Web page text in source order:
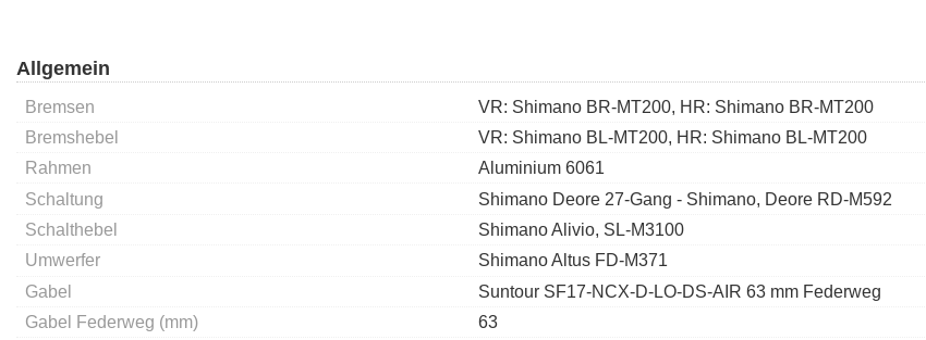
Allgemein
Bremsen
VR: Shimano BR-MT200, HR: Shimano BR-MT200
Bremshebel
VR: Shimano BL-MT200, HR: Shimano BL-MT200
Rahmen
Aluminium 6061
Schaltung
Shimano Deore 27-Gang - Shimano, Deore RD-M592
Schalthebel
Shimano Alivio, SL-M3100
Umwerfer
Shimano Altus FD-M371
Gabel
Suntour SF17-NCX-D-LO-DS-AIR 63 mm Federweg
Gabel Federweg (mm)
63